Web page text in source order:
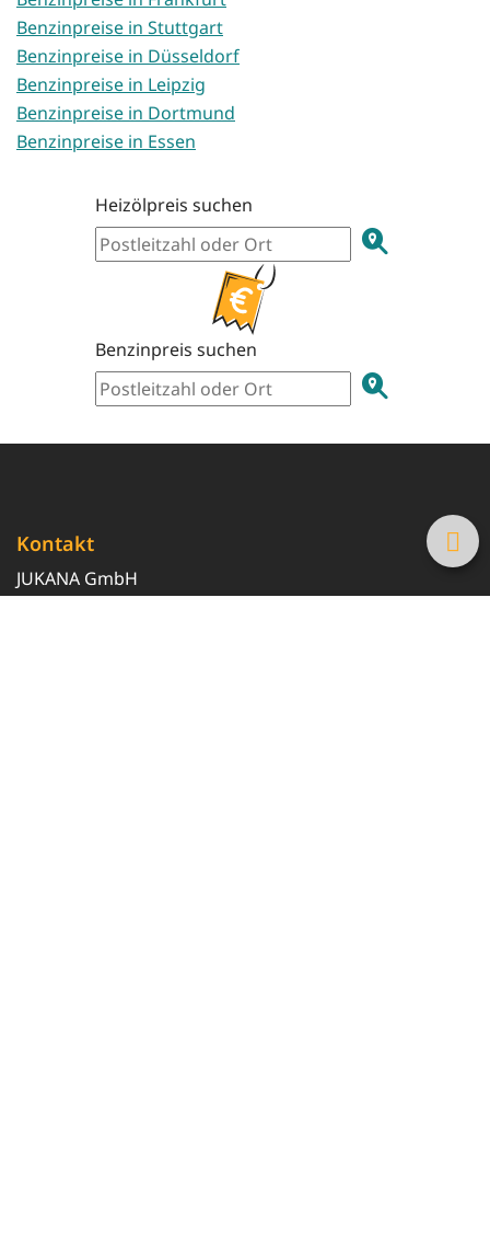
Benzinpreise in Stuttgart
Benzinpreise in Düsseldorf
Benzinpreise in Leipzig
Benzinpreise in Dortmund
Benzinpreise in Essen
Heizölpreis suchen
Benzinpreis suchen
Kontakt
JUKANA GmbH